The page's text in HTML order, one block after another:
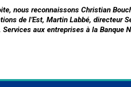
nous reconnaissons Christian
de l’Est, Martin Labbé, directeur
aux entreprises à la Banque